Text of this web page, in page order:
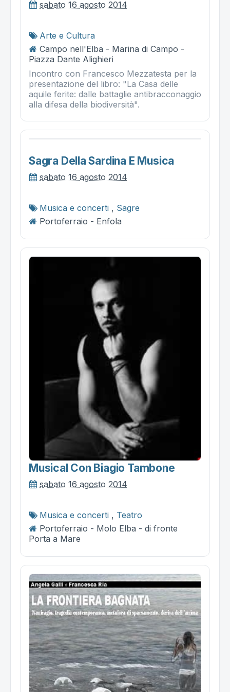
sabato 16 agosto 2014
Arte e Cultura
Campo nell'Elba - Marina di Campo -
Piazza Dante Alighieri
Incontro con Francesco Mezzatesta per la
presentazione del libro: "La Casa delle
aquile ferite: dalle battaglie antibracconaggio
alla difesa della biodiversità".
Sagra Della Sardina E Musica
sabato 16 agosto 2014
Musica e concerti , Sagre
Portoferraio - Enfola
Musical Con Biagio Tambone
sabato 16 agosto 2014
Musica e concerti , Teatro
Portoferraio - Molo Elba - di fronte
Porta a Mare